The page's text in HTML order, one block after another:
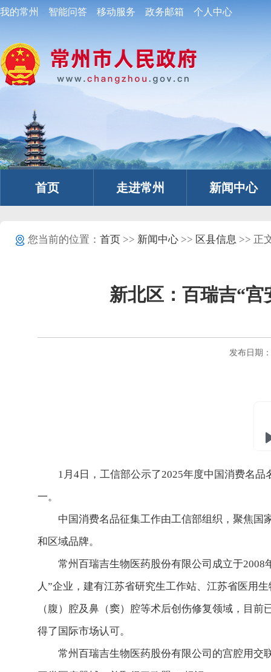
我的常州 智能问答 移动服务 政务邮箱 个人中心
首页 走进常州 新闻中心
您当前的位置： 首页>> 新闻中心>> 区县信息 >> 正
新北区：百瑞吉“
发布日期
1月4日，工信部公示了2025年度中国消费名品
一。
中国消费名品征集工作由工信部组织，聚焦国
和区域品牌。
常州百瑞吉生物医药股份有限公司成立于2008
人”企业，建有江苏省研究生工作站、江苏省医用
（腹）腔及鼻（窦）腔等术后创伤修复领域，目
得了国际市场认可。
常州百瑞吉生物医药股份有限公司的宫腔用交